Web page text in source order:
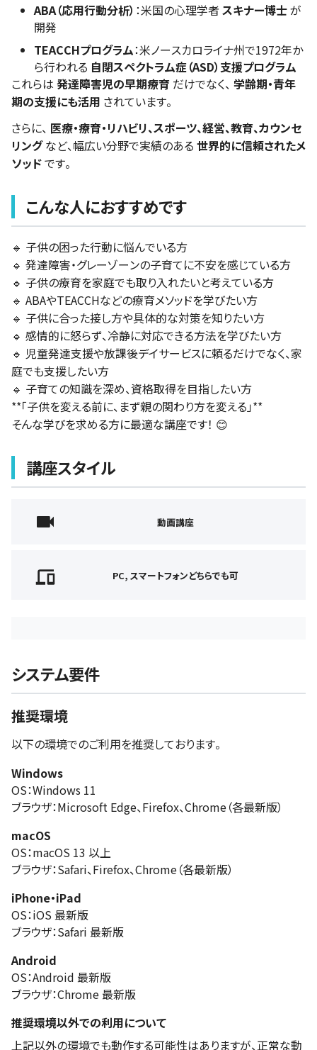
ABA（応用行動分析） ：米国の心理学者 スキナー博士が
開発
TEACCHプログラム：米ノースカロライナ州で1972年か
ら行われる 自閉スペクトラム症（ASD）支援プログラム
これらは 発達障害児の早期療育 だけでなく、 学齢期・青年
期の支援にも活用 されています。
さらに、 医療・療育・リハビリ、スポーツ、経営、教育、カウンセ
リングなど、幅広い分野で実績のある 世界的に信頼されたメ
ソッドです。
こんな人におすすめです
🔹 子供の困った行動に悩んでいる方
🔹 発達障害・グレーゾーンの子育てに不安を感じている方
🔹 子供の療育を家庭でも取り入れたいと考えている方
🔹 ABAやTEACCHなどの療育メソッドを学びたい方
🔹 子供に合った接し方や具体的な対策を知りたい方
🔹 感情的に怒らず、冷静に対応できる方法を学びたい方
🔹 児童発達支援や放課後デイサービスに頼るだけでなく、家
庭でも支援したい方
🔹 子育ての知識を深め、資格取得を目指したい方
**「子供を変える前に、まず親の関わり方を変える」**
そんな学びを求める方に最適な講座です！ 😊
講座スタイル
動画講座
PC, スマートフォンどちらでも可
システム要件
推奨環境
以下の環境でのご利用を推奨しております。
Windows
OS：Windows 11
ブラウザ：Microsoft Edge、Firefox、Chrome（各最新版）
macOS
OS：macOS 13 以上
ブラウザ：Safari、Firefox、Chrome（各最新版）
iPhone・iPad
OS：iOS 最新版
ブラウザ：Safari 最新版
Android
OS：Android 最新版
ブラウザ：Chrome 最新版
推奨環境以外での利用について
上記以外の環境でも動作する可能性はありますが、正常な動